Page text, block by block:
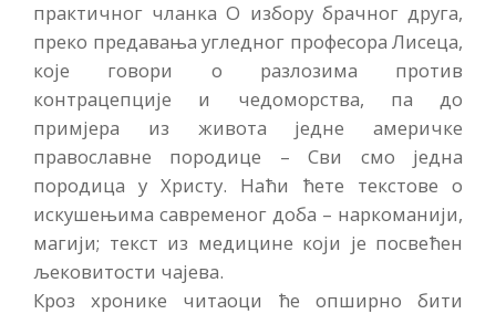
практичног чланка О избору брачног друга,
преко предавања угледног професора Лисеца,
које говори о разлозима против
контрацепције и чедоморства, па до
примјера из живота једне америчке
православне породице – Сви смо једна
породица у Христу. Наћи ћете текстове о
искушењима савременог доба – наркоманији,
магији; текст из медицине који је посвећен
љековитости чајева.
Кроз хронике читаоци ће опширно бити